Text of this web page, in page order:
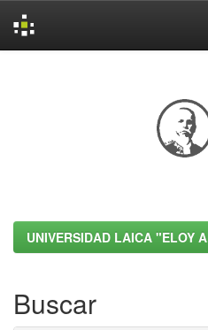
UNIVERSIDAD LAICA "ELOY
Buscar